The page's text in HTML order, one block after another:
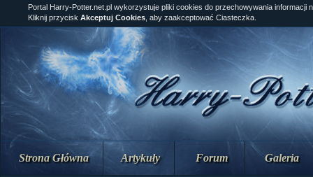
Strona Główna Artykuły Forum Galeria
Portal Harry-Potter.net.pl wykorzystuje pliki cookies do przechowywania informacji
Kliknij przycisk Akceptuj Cookies , aby zaakceptować Ciasteczka.